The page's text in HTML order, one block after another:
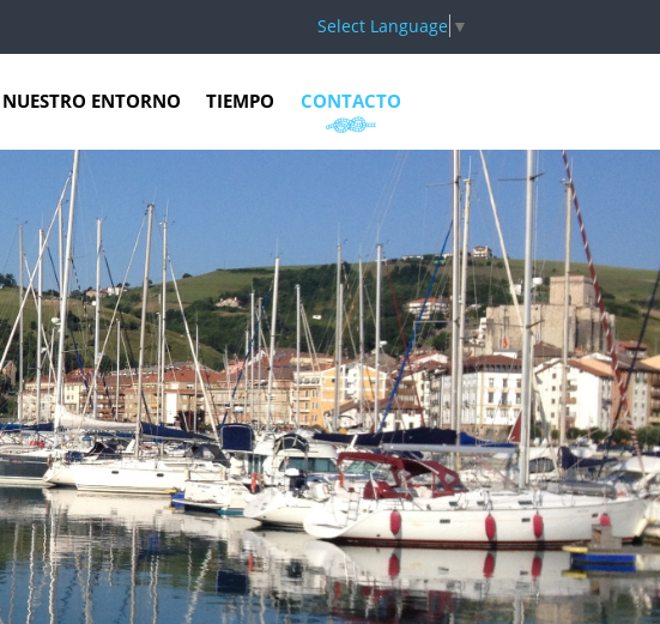
Select Language ▼
NUESTRO ENTORNO TIEMPO CONTACTO